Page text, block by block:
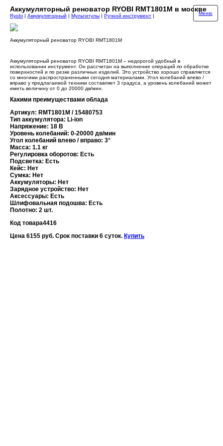
Аккумуляторный реноватор RYOBI RMT1801M в москве
Меню
Ryobi | Аккумуляторный | Мультитулы | Ручной инструмент |
Аккумуляторный реноватор RYOBI RMT1801M
Аккумуляторный реноватор RYOBI RMT1801M – недорогой удобный в
использовании инструмент. Он рассчитан на выполнение операций по обработке
поверхностей и по резке различных изделий. Это устройство хорошо справляется
со многими распространенными сегодня материалами. Угол колебаний влево /
вправо у предлагаемой техники составляет 3 градуса, а уровень колебаний может
иметь величину от 0 до 20000 дв/мин.
Какими преимуществами облада
Артикул: RMT1801M / 15480753
Тип аккумулятора: Li-ion
Напряжение: 18 В
Уровень колебаний: 0-20000 дв/мин
Угол колебаний влево / вправо: 3°
Масса: 1.1 кг
Регулировка оборотов: Есть
Подсветка: Есть
Кейс: Нет
Сумка: Нет
Аккумуляторы: Нет
Зарядное устройство: Нет
Аксессуары: Есть
Шлифовальная подошва: Есть
Полотно: 2 шт.
Код товара4416
Цена 6155 руб. Срок поставки 6 суток. Купить